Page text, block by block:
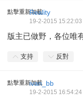
點擊重新加載
Reality
19-2-2015 15:22:03
版主已做野，各位唯
支持 反對
點擊重新加載ivan_bb
19-2-2015 16:54:24